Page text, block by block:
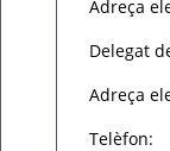
Adreça
Delegat
Adreça
Telèfon: